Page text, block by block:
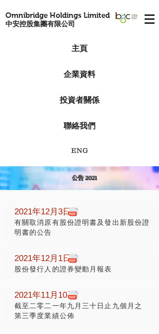
Omnibridge Holdings Limited
中安控股集團有限公司
主頁
企業資料
投資者關係
聯絡我們
ENG
2021年12月3日
有關取消原有股份證明書及發出新股份證
明書的公告
2021年12月1日
股份發行人的證券變動月報表
2021年11月10日
截至二零二一年九月三十日止九個月之
第三季度業績公佈
公告 2021